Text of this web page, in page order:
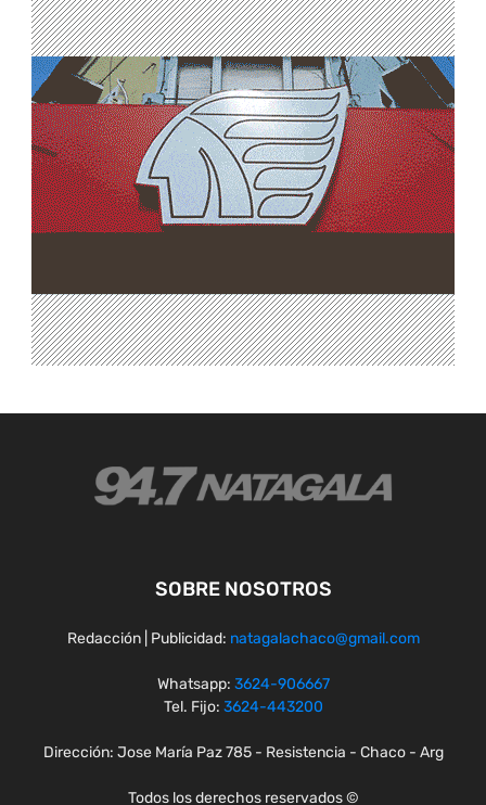
SOBRE NOSOTROS
Redacción | Publicidad: natagalachaco@gmail.com
Whatsapp: 3624-906667
Tel. Fijo: 3624-443200
Dirección: Jose María Paz 785 - Resistencia - Chaco - Arg
Todos los derechos reservados ©